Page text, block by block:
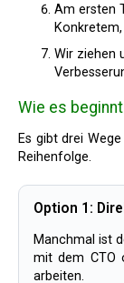
Am ersten
Wir ziehen
Wie es beginnt
Es gibt drei Wege für den Start. Das sind Optionen, keine feste
Reihenfolge.
Option 1:
Manchmal ist der beste Start, direkt einzusteigen und eng
mit dem CTO
arbeiten.